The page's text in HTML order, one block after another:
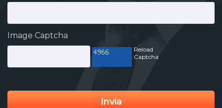
Image Captcha
Reload
Captcha
Invia